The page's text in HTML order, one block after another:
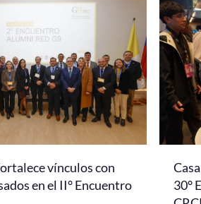
vínculos con
en el II° Encuentro
30°